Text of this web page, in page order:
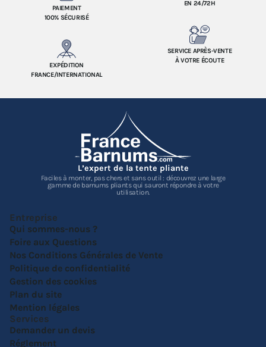
PAIEMENT
100% SÉCURISÉ
EN 24/72H
EXPÉDITION
FRANCE/INTERNATIONAL
SERVICE APRÈS-VENTE
À VOTRE ÉCOUTE
L’expert de la tente pliante
Faciles à monter, pas chers et sans outil : découvrez une large
gamme de barnums pliants qui sauront répondre à votre
utilisation.
Entreprise
Qui sommes-nous ?
Foire aux Questions
Nos Conditions Générales de Vente
Politique de confidentialité
Gestion des cookies
Plan du site
Mention légales
Services
Demander un devis
Réglement